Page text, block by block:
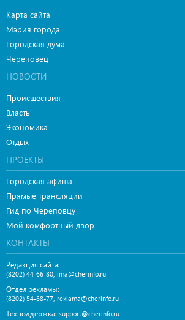
Карта сайта
Мэрия города
Городская дума
Череповец
НОВОСТИ
Происшествия
Власть
Экономика
Отдых
ПРОЕКТЫ
Городская афиша
Прямые трансляции
Гид по Череповцу
Мой комфортный двор
КОНТАКТЫ
Редакция сайта:
(8202) 44-66-80, ima@cherinfo.ru
Отдел рекламы:
(8202) 54-88-77, reklama@cherinfo.ru
Техподдержка: support@cherinfo.ru